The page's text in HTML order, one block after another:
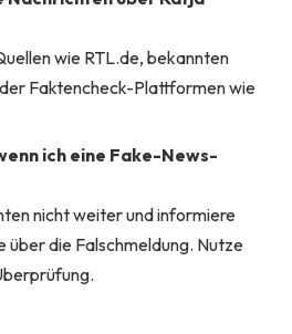
wie RTL.de, bekannten
Faktencheck-Plattformen wie
ich eine Fake-News-
nicht weiter und informiere
über die Falschmeldung. Nutze